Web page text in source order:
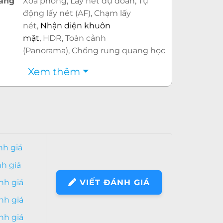
động lấy nét (AF), Chạm lấy
nét, Nhận diện khuôn
mặt,HDR, Toàn cảnh
(Panorama), Chống rung quang học
– CPU
iOS 12
Apple A11 Bionic 6 nhân
Xem thêm
giá
giá
giá
giá
giá
VIẾT ĐÁNH GIÁ